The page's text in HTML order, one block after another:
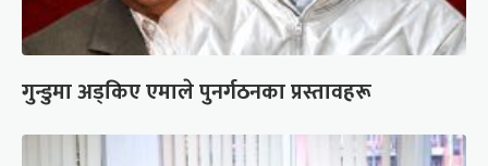
गुन्डुमा अड्किए एमाले पुनर्गठनका प्रस्तावहरू